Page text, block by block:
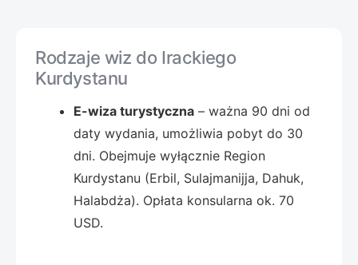
Rodzaje wiz do Irackiego
Kurdystanu
E-wiza turystyczna – ważna 90 dni od
daty wydania, umożliwia pobyt do 30
dni. Obejmuje wyłącznie Region
Kurdystanu (Erbil, Sulajmanijja, Dahuk,
Halabdża). Opłata konsularna ok. 70
USD.